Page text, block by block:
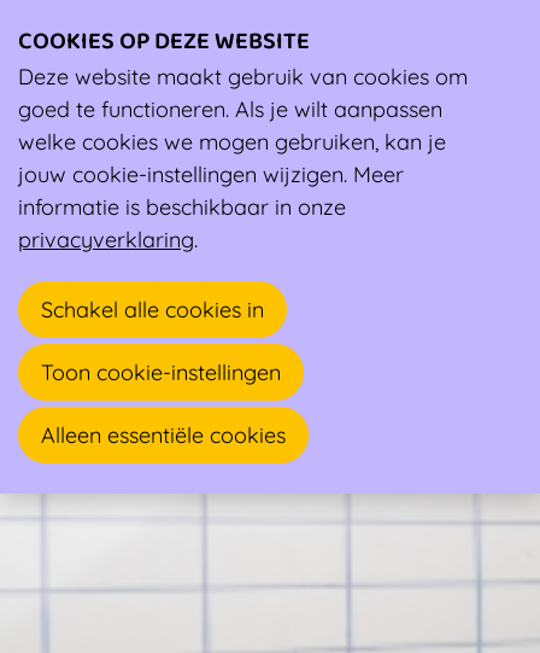
Wiki
(Naakt) douchen verplichten in de sportclub? Slecht idee!
(Naakt) douchen verplichten in de sportclub? Slecht
idee!
(Naakt) douchen verplichten in de sportclub? Slecht
idee!
COOKIES OP DEZE WEBSITE
Deze website maakt gebruik van cookies om
goed te functioneren. Als je wilt aanpassen
welke cookies we mogen gebruiken, kan je
jouw cookie-instellingen wijzigen. Meer
informatie is beschikbaar in onze
privacyverklaring.
Schakel alle cookies in
Toon cookie-instellingen
Alleen essentiële cookies